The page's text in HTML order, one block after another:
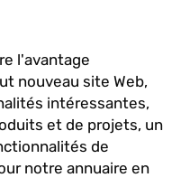
l'avantage
nouveau site Web,
intéressantes,
et de projets, un
de
notre annuaire en